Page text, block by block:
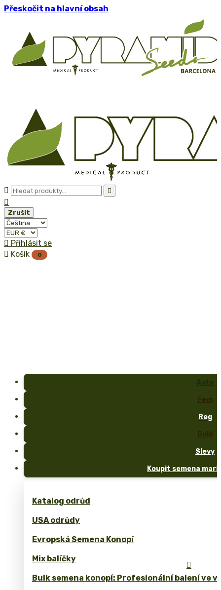
Přeskočit na hlavní obsah
 

Zrušit
 Přihlásit se
 Košík 0
Fem
Reg
Gold
Slevy
Koupit semena
Katalog odrůd
USA odrůdy
Evropská Semena Konopí
Mix balíčky
Bulk semena konopí: Profesionální balení ve
